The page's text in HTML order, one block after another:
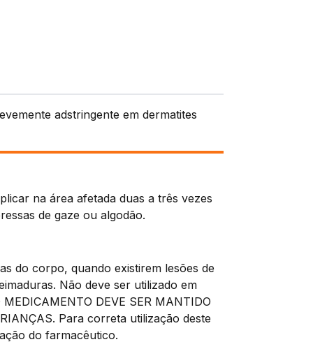
adstringente em dermatites
na área afetada duas a três vezes
de gaze ou algodão.
do corpo, quando existirem lesões de
Não deve ser utilizado em
DEVE SER MANTIDO
Para correta utilização deste
do farmacêutico.